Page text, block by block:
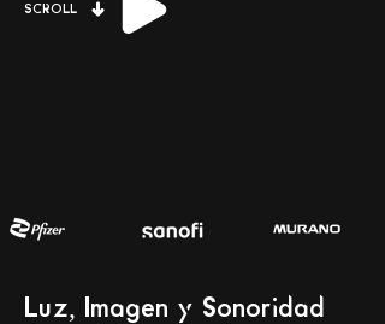
SCROLL
Luz, Imagen y Sonoridad